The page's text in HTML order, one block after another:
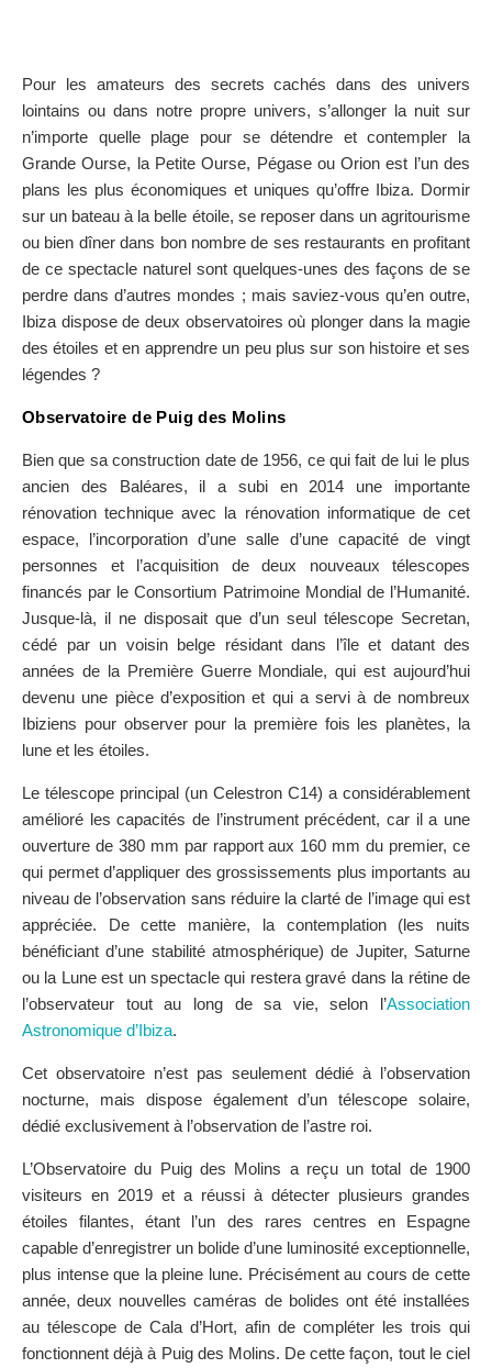
Pour les amateurs des secrets cachés dans des univers
lointains ou dans notre propre univers, s’allonger la nuit sur
n’importe quelle plage pour se détendre et contempler la
Grande Ourse, la Petite Ourse, Pégase ou Orion est l’un des
plans les plus économiques et uniques qu’offre Ibiza. Dormir
sur un bateau à la belle étoile, se reposer dans un agritourisme
ou bien dîner dans bon nombre de ses restaurants en profitant
de ce spectacle naturel sont quelques-unes des façons de se
perdre dans d’autres mondes ; mais saviez-vous qu’en outre,
Ibiza dispose de deux observatoires où plonger dans la magie
des étoiles et en apprendre un peu plus sur son histoire et ses
légendes ?
Observatoire de Puig des Molins
Bien que sa construction date de 1956, ce qui fait de lui le plus
ancien des Baléares, il a subi en 2014 une importante
rénovation technique avec la rénovation informatique de cet
espace, l’incorporation d’une salle d’une capacité de vingt
personnes et l’acquisition de deux nouveaux télescopes
financés par le Consortium Patrimoine Mondial de l’Humanité.
Jusque-là, il ne disposait que d’un seul télescope Secretan,
cédé par un voisin belge résidant dans l’île et datant des
années de la Première Guerre Mondiale, qui est aujourd’hui
devenu une pièce d’exposition et qui a servi à de nombreux
Ibiziens pour observer pour la première fois les planètes, la
lune et les étoiles.
Le télescope principal (un Celestron C14) a considérablement
amélioré les capacités de l’instrument précédent, car il a une
ouverture de 380 mm par rapport aux 160 mm du premier, ce
qui permet d’appliquer des grossissements plus importants au
niveau de l’observation sans réduire la clarté de l’image qui est
appréciée. De cette manière, la contemplation (les nuits
bénéficiant d’une stabilité atmosphérique) de Jupiter, Saturne
ou la Lune est un spectacle qui restera gravé dans la rétine de
l’observateur tout au long de sa vie, selon l’Association
Astronomique d’Ibiza.
Cet observatoire n’est pas seulement dédié à l’observation
nocturne, mais dispose également d’un télescope solaire,
dédié exclusivement à l’observation de l’astre roi.
L’Observatoire du Puig des Molins a reçu un total de 1900
visiteurs en 2019 et a réussi à détecter plusieurs grandes
étoiles filantes, étant l’un des rares centres en Espagne
capable d’enregistrer un bolide d’une luminosité exceptionnelle,
plus intense que la pleine lune. Précisément au cours de cette
année, deux nouvelles caméras de bolides ont été installées
au télescope de Cala d’Hort, afin de compléter les trois qui
fonctionnent déjà à Puig des Molins. De cette façon, tout le ciel